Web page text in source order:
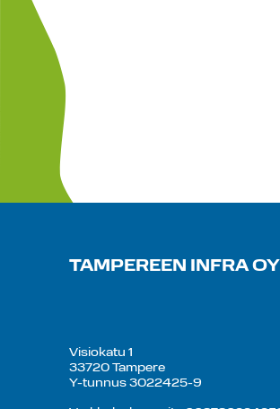
TAMPEREEN INFRA OY
Visiokatu 1
33720 Tampere
Y-tunnus 3022425-9